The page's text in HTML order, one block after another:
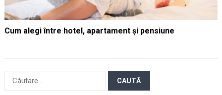
Cum alegi între hotel, apartament și pensiune
după: